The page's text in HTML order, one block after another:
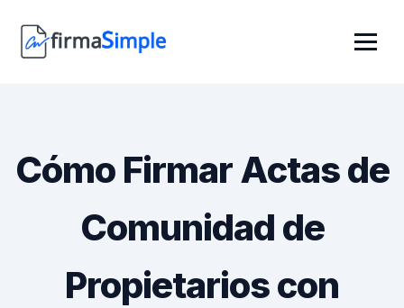
Cómo Firmar Actas de
Comunidad de
Propietarios con